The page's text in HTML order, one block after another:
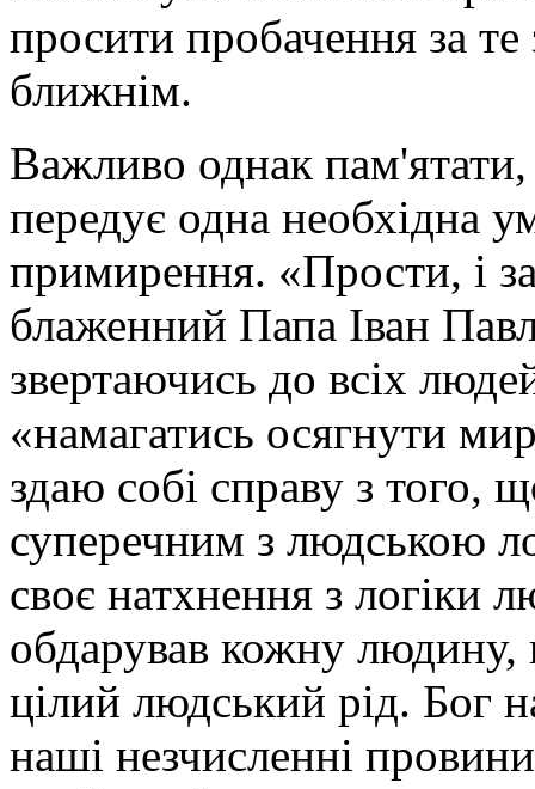
просити пробачення за
ближнім.
Важливо однак
передує одна необхідна
примирення. «Прости, і
блаженний Папа Іван
звертаючись до всіх
«намагатись осягнути
здаю собі справу з того,
суперечним з людською
своє натхнення з логіки
обдарував кожну
цілий людський рід. Бог
наші незчисленні